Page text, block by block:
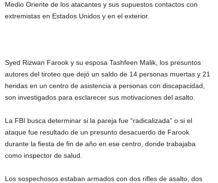
Medio Oriente de los atacantes y sus supuestos contactos con
extremistas en Estados Unidos y en el exterior.
Syed Rizwan Farook y su esposa Tashfeen Malik, los presuntos
autores del tiroteo que dejó un saldo de 14 personas muertas y 21
heridas en un centro de asistencia a personas con discapacidad,
son investigados para esclarecer sus motivaciones del asalto.
La FBI busca determinar si la pareja fue “radicalizada” o si el
ataque fue resultado de un presunto desacuerdo de Farook
durante la fiesta de fin de año en ese centro, donde trabajaba
como inspector de salud.
Los sospechosos estaban armados con dos rifles de asalto, dos